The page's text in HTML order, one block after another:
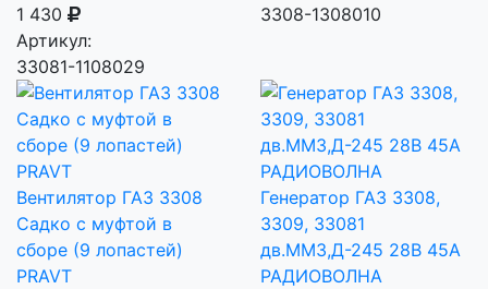
1 430
Артикул:
33081-1108029
3308-1308010
Вентилятор ГАЗ 3308
Садко с муфтой в
сборе (9 лопастей)
PRAVT
Генератор ГАЗ 3308,
3309, 33081
дв.ММЗ,Д-245 28В 45A
РАДИОВОЛНА